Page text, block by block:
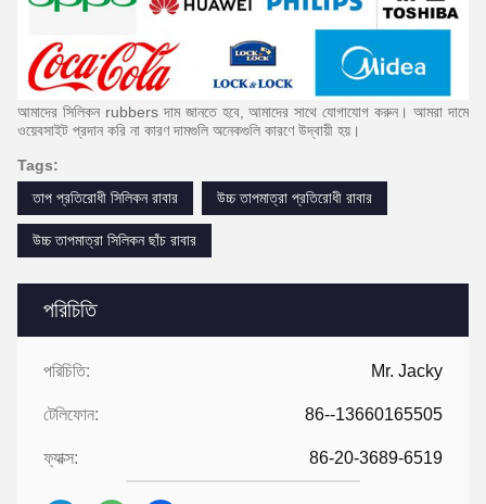
পরিচিতি
পরিচিতি: Mr. Jacky
টেলিফোন: 86--13660165505
ফ্যাক্স: 86-20-3689-6519
আমাদের সিলিকন rubbers দাম জানতে হবে, আমাদের সাথে যোগাযোগ করুন। আমরা দামে
ওয়েবসাইট প্রদান করি না কারণ দামগুলি অনেকগুলি কারণে উদ্বায়ী হয়।
Tags:
তাপ প্রতিরোধী সিলিকন রাবার
উচ্চ তাপমাত্রা প্রতিরোধী রাবার
উচ্চ তাপমাত্রা সিলিকন ছাঁচ রাবার